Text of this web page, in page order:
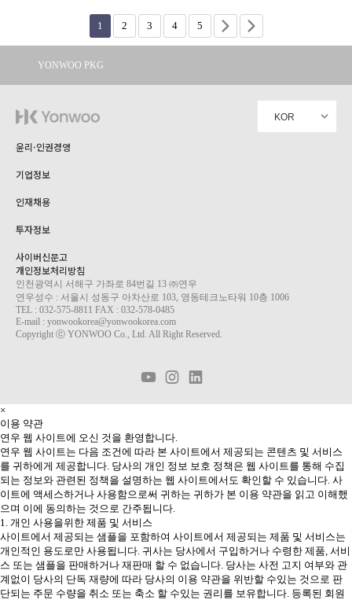
Dew Palette 4pans
1 2 3 4 5
YONWOO PKG
IMPORTLIMITED
AROMATIC
윤리·인권경영
기업정보
인재채용
투자정보
사이버신문고
개인정보처리방침
인천광역시 서해구 가좌로 84번길 13 ㈜연우
연우성수 : 서울시 성동구 아차산로 103, 영동테크노타워 10층 1006
TEL : 032-575-8811 FAX : 032-578-0485
E-mail : yonwookorea@yonwookorea.com
Copyright ⓒ YONWOO Co., Ltd. All Right Reserved.
×
이용 약관
연우 웹 사이트에 오신 것을 환영합니다.
연우 웹 사이트는 다음 조건에 따라 본 사이트에서 제공되는 콘텐츠 및 서비스
를 귀하에게 제공합니다. 당사의 개인 정보 보호 정책은 웹 사이트를 통해 수집
되는 정보와 관련된 정책을 설명하는 웹 사이트에서도 확인할 수 있습니다. 사
이트에 액세스하거나 사용함으로써 귀하는 귀하가 본 이용 약관을 읽고 이해했
으며 이에 동의하는 것으로 간주됩니다.
1. 개인 사용을위한 제품 및 서비스
사이트에서 제공되는 샘플을 포함하여 사이트에서 제공되는 제품 및 서비스는
개인적인 용도로만 사용됩니다. 귀사는 당사에서 구입하거나 수령한 제품, 서비
스 또는 샘플을 판매하거나 재판매 할 수 없습니다. 당사는 사전 고지 여부와 관
계없이 당사의 단독 재량에 따라 당사의 이용 약관을 위반할 수있는 것으로 판
단되는 주문 수량을 취소 또는 축소 할 수있는 권리를 보유합니다. 등록된 회원